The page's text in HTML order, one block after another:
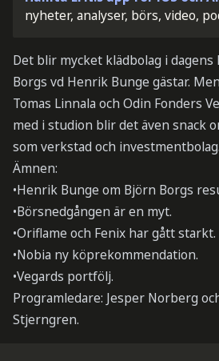
nyheter, analyser, börs, video,
Det blir mycket klädbolag i dagens
Borgs vd Henrik Bunge gästar.
Tomas Linnala och Odin Fonders
med i studion blir det även snack
som verkstad och investmentbolag.
Ämnen:
•Henrik Bunge om Björn Borgs
•Börsnedgången är en myt.
•Oriflame och Fenix har gått starkt.
•Nobia ny köprekommendation.
•Vegards portfölj.
Programledare: Jesper Norberg
Stjerngren.